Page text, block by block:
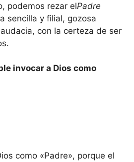
podemos rezar elPadre
sencilla y filial, gozosa
con la certeza de ser
invocar a Dios como
como «Padre», porque el